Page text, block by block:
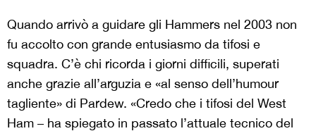
Quando arrivò a guidare gli Hammers nel 2003 non
fu accolto con grande entusiasmo da tifosi e
squadra. C’è chi ricorda i giorni difficili, superati
anche grazie all’arguzia e «al senso dell’humour
tagliente» di Pardew. «Credo che i tifosi del West
Ham – ha spiegato in passato l’attuale tecnico del